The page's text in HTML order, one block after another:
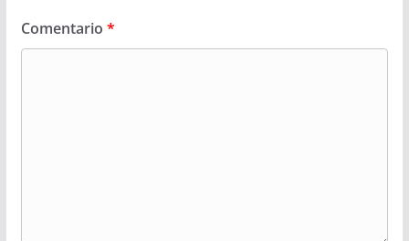
Comentario *